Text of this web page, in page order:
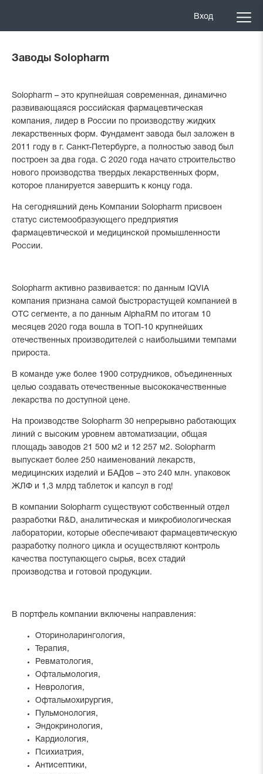
Вход
Заводы Solopharm
Solopharm – это крупнейшая современная, динамично
развивающаяся российская фармацевтическая
компания, лидер в России по производству жидких
лекарственных форм. Фундамент завода был заложен в
2011 году в г. Санкт-Петербурге, а полностью завод был
построен за два года. С 2020 года начато строительство
нового производства твердых лекарственных форм,
которое планируется завершить к концу года.
На сегодняшний день Компании Solopharm присвоен
статус системообразующего предприятия
фармацевтической и медицинской промышленности
России.
Solopharm активно развивается: по данным IQVIA
компания признана самой быстрорастущей компанией в
ОТС сегменте, а по данным AlphaRM по итогам 10
месяцев 2020 года вошла в ТОП-10 крупнейших
отечественных производителей с наибольшими темпами
прироста.
В команде уже более 1900 сотрудников, объединенных
целью создавать отечественные высококачественные
лекарства по доступной цене.
На производстве Solopharm 30 непрерывно работающих
линий с высоким уровнем автоматизации, общая
площадь заводов 21 500 м2 и 12 257 м2. Solopharm
выпускает более 250 наименований лекарств,
медицинских изделий и БАДов – это 240 млн. упаковок
ЖЛФ и 1,3 млрд таблеток и капсул в год!
В компании Solopharm существуют собственный отдел
разработки R&D, аналитическая и микробиологическая
лаборатории, которые обеспечивают фармацевтическую
разработку полного цикла и осуществляют контроль
качества поступающего сырья, всех стадий
производства и готовой продукции.
В портфель компании включены направления:
Оториноларингология,
Терапия,
Ревматология,
Офтальмология,
Неврология,
Офтальмохирургия,
Пульмонология,
Эндокринология,
Кардиология,
Психиатрия,
Антисептики,